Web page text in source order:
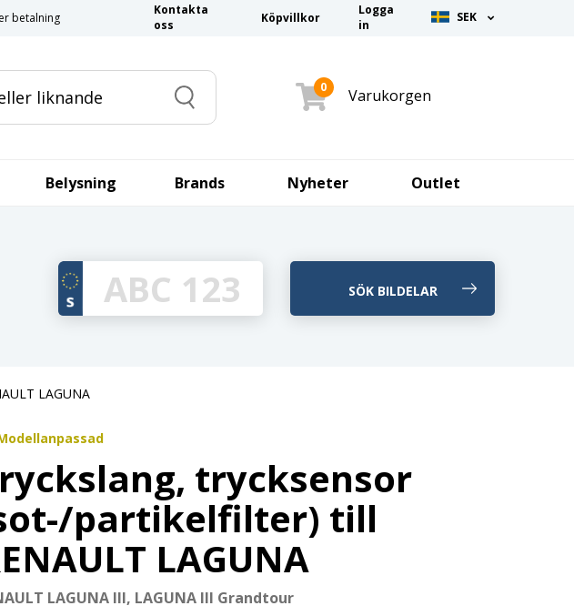
betalning
Kontakta
oss
Köpvillkor
Logga
in
SEK
Search
0 Varukorgen
Belysning Brands Nyheter Outlet
LAGUNA
trycksensor
partikelfilter) till
LAGUNA
LAGUNA III, LAGUNA III Grandtour